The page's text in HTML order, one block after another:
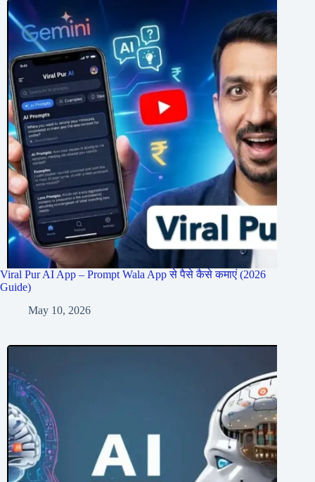
Viral Pur AI App – Prompt Wala App से पैसे कैसे कमाएं (2026
Guide)
May 10, 2026